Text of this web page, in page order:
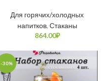
Для горячих/холодных
напитков, Стаканы
864.00₽
-30%